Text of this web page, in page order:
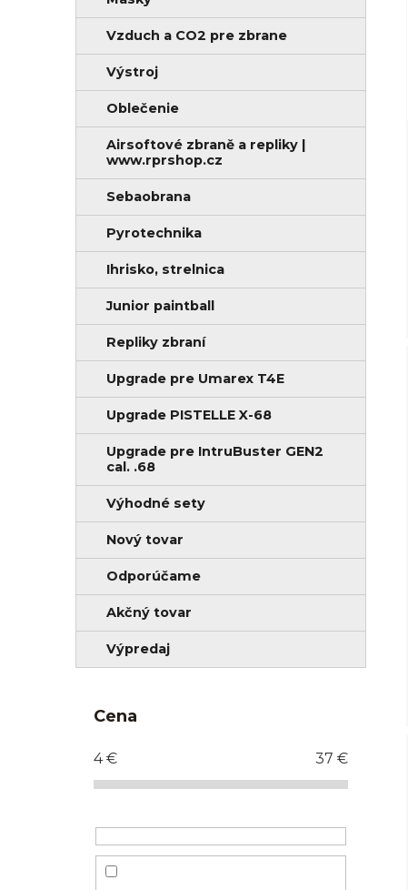
l
i
Vzduch a CO2 pre zbrane
Výstroj
Oblečenie
Airsoftové zbraně a repliky |
www.rprshop.cz
Sebaobrana
Pyrotechnika
Ihrisko, strelnica
Junior paintball
Repliky zbraní
Upgrade pre Umarex T4E
Upgrade PISTELLE X-68
Upgrade pre IntruBuster GEN2
cal. .68
Výhodné sety
Nový tovar
Odporúčame
Akčný tovar
Výpredaj
Cena
4€ 37 €